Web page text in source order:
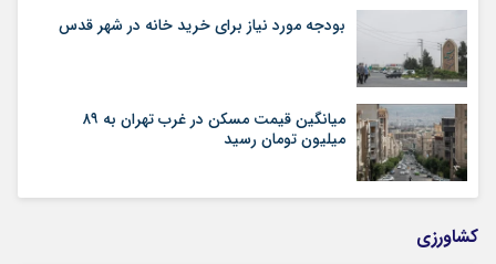
بودجه مورد نیاز برای خرید خانه در شهر قدس
میانگین قیمت مسکن در غرب تهران به ۸۹
میلیون تومان رسید
کشاورزی